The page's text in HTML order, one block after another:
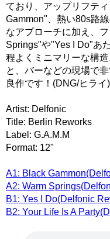
ており、アップリフテ
Gammon"、熱い80s路
なアプローチに加え、
Springs"や"Yes I Do"あ
程よくミニマリーな構
と、バーなどの現場で
良作です！(DNG/ヒライ)
Artist: Delfonic
Title: Berlin Reworks
Label: G.A.M.M
Format: 12"
A1: Black
A2: Warm
B1: Yes I Do(Delfonic
B2: Your Life Is A